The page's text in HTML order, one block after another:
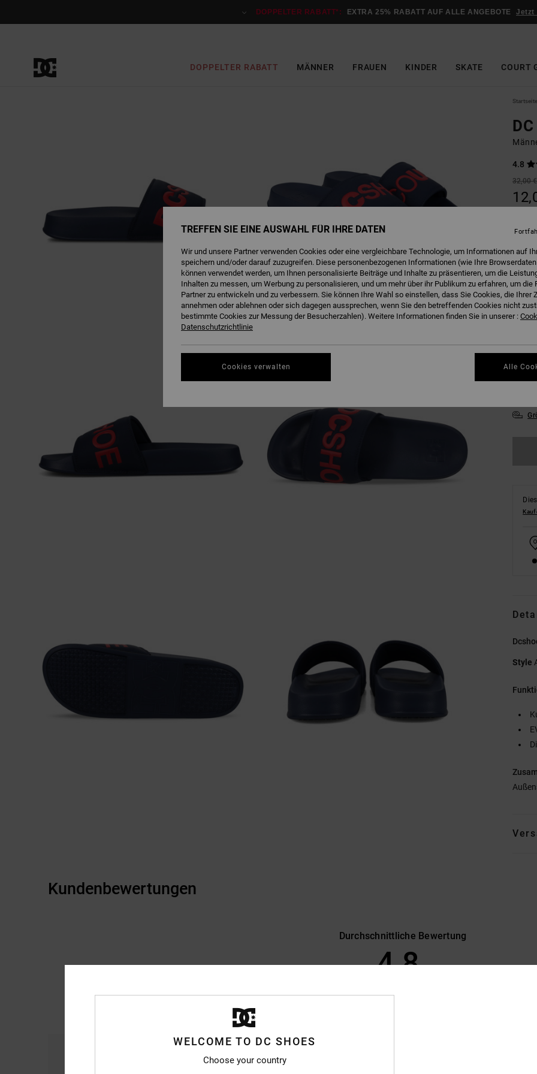
DOPPELTER RABATT*: EXTRA 25% RABATT AUF ALLE ANGEBOTE Jetzt
DOPPELTER RABATT MÄNNER FRAUEN KINDER SKATE COURT
Startseite
4.8
32,00 €
Farbe
38
Style
Kundenbewertungen
Durchschnittliche Bewertung
4.8
WELCOME TO DC SHOES
Choose your country
TREFFEN SIE EINE AUSWAHL FÜR IHRE DATEN
Wir und unsere Partner verwenden Cookies oder eine vergleichbare Technologie, um Informationen auf
speichern und/oder darauf zuzugreifen. Diese personenbezogenen Informationen (wie Ihre
können verwendet werden, um Ihnen personalisierte Beiträge und Inhalte zu präsentieren, um die
Inhalten zu messen, um Werbung zu personalisieren, und um mehr über ihr Publikum zu erfahren, um die
Partner zu entwickeln und zu verbessern. Sie können Ihre Wahl so einstellen, dass Sie Cookies, die Ihrer
annehmen oder ablehnen oder sich dagegen aussprechen, wenn Sie den betreffenden Cookies nicht
bestimmte Cookies zur Messung der Besucherzahlen). Weitere Informationen finden Sie in unserer :
Datenschutzrichtlinie
Cookies verwalten Alle